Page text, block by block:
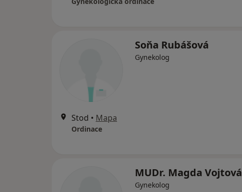
Soňa Rubášová
Gynekolog
Stod • Mapa
Ordinace
MUDr. Magda Vojtová
Gynekolog